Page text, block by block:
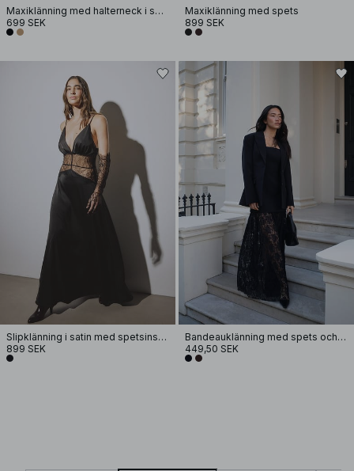
Maxiklänning med halterneck i spets och paljetter
699 SEK
Maxiklänning med spets
899 SEK
Slipklänning i satin med spetsinsats
899 SEK
Bandeauklänning med spets och skulptural kjol
449,50 SEK